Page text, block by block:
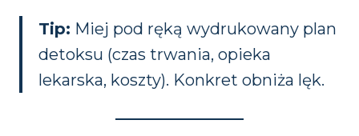
Tip: Miej pod ręką wydrukowany plan
detoksu (czas trwania, opieka
lekarska, koszty). Konkret obniża lęk.